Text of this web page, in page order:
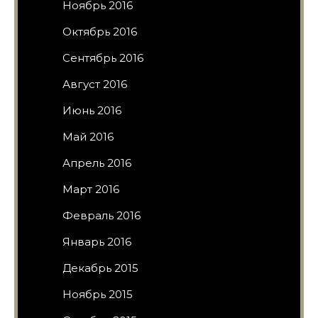
Ноябрь 2016
Октябрь 2016
Сентябрь 2016
Август 2016
Июнь 2016
Май 2016
Апрель 2016
Март 2016
Февраль 2016
Январь 2016
Декабрь 2015
Ноябрь 2015